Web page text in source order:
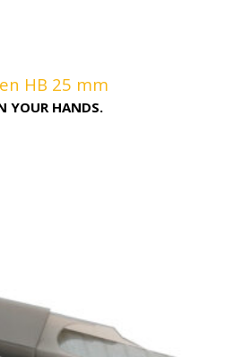
HB 25 mm
YOUR HANDS.